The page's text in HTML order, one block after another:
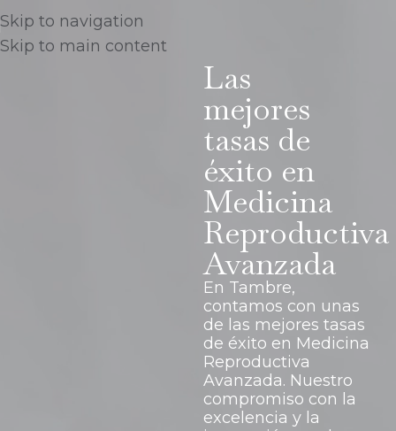
Skip to navigation
Skip to main content
Las
mejores
tasas de
éxito en
Medicina
Reproductiva
Avanzada
En Tambre,
contamos con unas
de las mejores tasas
de éxito en Medicina
Reproductiva
Avanzada. Nuestro
compromiso con la
excelencia y la